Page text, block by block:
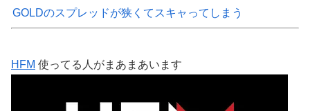
GOLDのスプレッドが狭くてスキャってしまう
HFM 使ってる人がまあまあいます